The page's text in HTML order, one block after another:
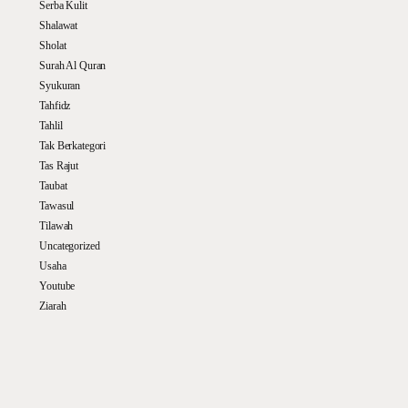
Serba Kulit
Shalawat
Sholat
Surah Al Quran
Syukuran
Tahfidz
Tahlil
Tak Berkategori
Tas Rajut
Taubat
Tawasul
Tilawah
Uncategorized
Usaha
Youtube
Ziarah